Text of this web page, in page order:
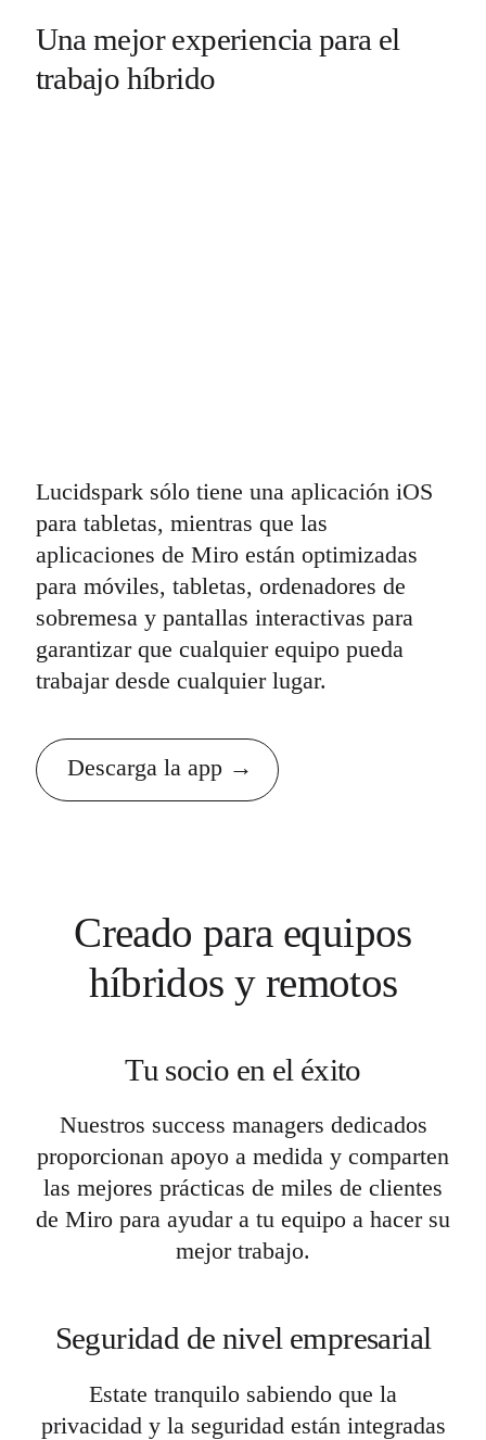
Lucidspark sólo tiene una aplicación iOS
para tabletas, mientras que las
aplicaciones de Miro están optimizadas
para móviles, tabletas, ordenadores de
sobremesa y pantallas interactivas para
garantizar que cualquier equipo pueda
trabajar desde cualquier lugar.
Descarga la app
Una mejor experiencia para el
trabajo híbrido
Creado para equipos
híbridos y remotos
Tu socio en el éxito
Nuestros success managers dedicados
proporcionan apoyo a medida y comparten
las mejores prácticas de miles de clientes
de Miro para ayudar a tu equipo a hacer su
mejor trabajo.
Seguridad de nivel empresarial
Estate tranquilo sabiendo que la
privacidad y la seguridad están integradas